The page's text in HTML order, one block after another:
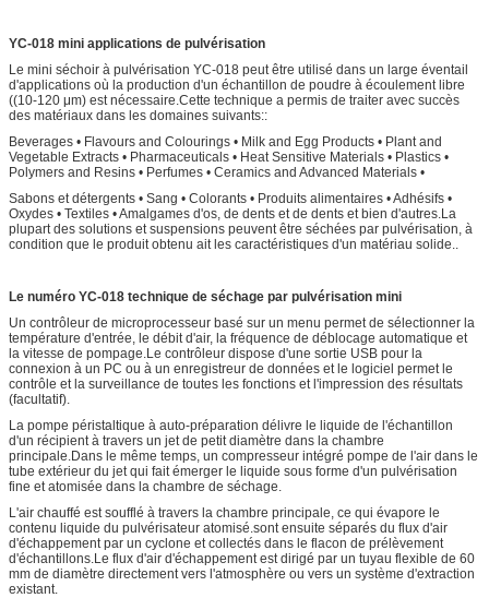
YC-018 mini applications de pulvérisation
Le mini séchoir à pulvérisation YC-018 peut être utilisé dans un large éventail
d'applications où la production d'un échantillon de poudre à écoulement libre
((10-120 μm) est nécessaire.Cette technique a permis de traiter avec succès
des matériaux dans les domaines suivants::
Beverages • Flavours and Colourings • Milk and Egg Products • Plant and
Vegetable Extracts • Pharmaceuticals • Heat Sensitive Materials • Plastics •
Polymers and Resins • Perfumes • Ceramics and Advanced Materials •
Sabons et détergents • Sang • Colorants • Produits alimentaires • Adhésifs •
Oxydes • Textiles • Amalgames d'os, de dents et de dents et bien d'autres.La
plupart des solutions et suspensions peuvent être séchées par pulvérisation, à
condition que le produit obtenu ait les caractéristiques d'un matériau solide..
Le numéro YC-018 technique de séchage par pulvérisation mini
Un contrôleur de microprocesseur basé sur un menu permet de sélectionner la
température d'entrée, le débit d'air, la fréquence de déblocage automatique et
la vitesse de pompage.Le contrôleur dispose d'une sortie USB pour la
connexion à un PC ou à un enregistreur de données et le logiciel permet le
contrôle et la surveillance de toutes les fonctions et l'impression des résultats
(facultatif).
La pompe péristaltique à auto-préparation délivre le liquide de l'échantillon
d'un récipient à travers un jet de petit diamètre dans la chambre
principale.Dans le même temps, un compresseur intégré pompe de l'air dans le
tube extérieur du jet qui fait émerger le liquide sous forme d'un pulvérisation
fine et atomisée dans la chambre de séchage.
L'air chauffé est soufflé à travers la chambre principale, ce qui évapore le
contenu liquide du pulvérisateur atomisé.sont ensuite séparés du flux d'air
d'échappement par un cyclone et collectés dans le flacon de prélèvement
d'échantillons.Le flux d'air d'échappement est dirigé par un tuyau flexible de 60
mm de diamètre directement vers l'atmosphère ou vers un système d'extraction
existant.